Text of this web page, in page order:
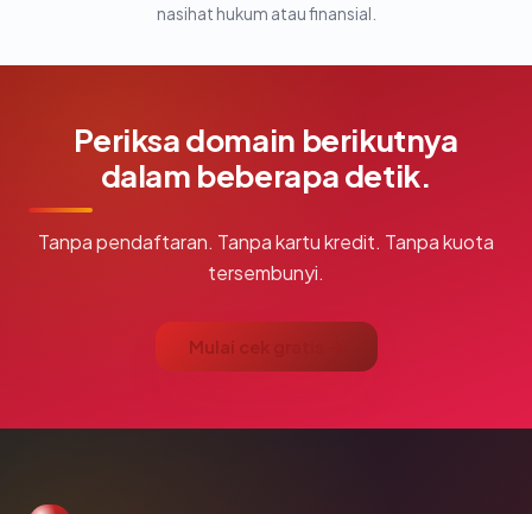
nasihat hukum atau finansial.
Periksa domain berikutnya
dalam beberapa detik.
Tanpa pendaftaran. Tanpa kartu kredit. Tanpa kuota
tersembunyi.
Mulai cek gratis →